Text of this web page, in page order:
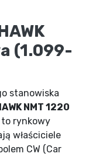
(1.099-
stanowiska
NMT 1220
to rynkowy
właściciele
CW (Car